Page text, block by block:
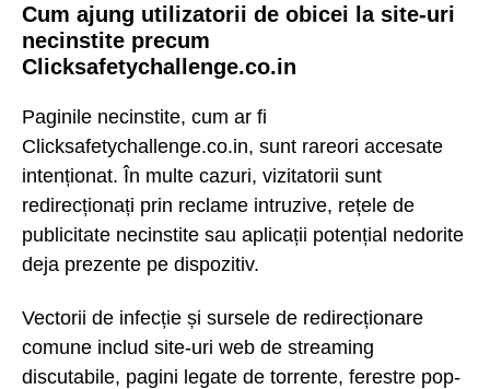
Cum ajung utilizatorii de obicei la site-uri
necinstite precum
Clicksafetychallenge.co.in
Paginile necinstite, cum ar fi
Clicksafetychallenge.co.in, sunt rareori accesate
intenționat. În multe cazuri, vizitatorii sunt
redirecționați prin reclame intruzive, rețele de
publicitate necinstite sau aplicații potențial nedorite
deja prezente pe dispozitiv.
Vectorii de infecție și sursele de redirecționare
comune includ site-uri web de streaming
discutabile, pagini legate de torrente, ferestre pop-